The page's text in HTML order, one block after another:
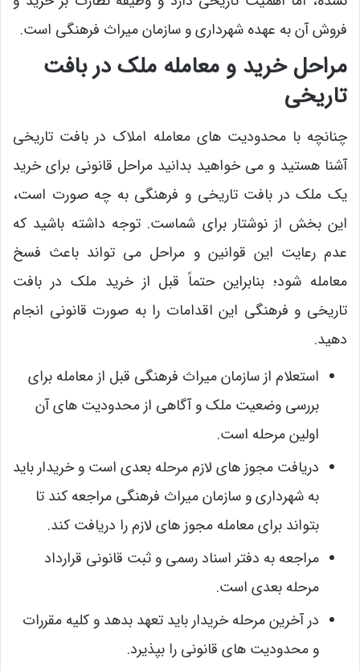
فروش آن به عهده شهرداری و سازمان میراث فرهنگی است.
مراحل خرید و معامله ملک در بافت
تاریخی
چنانچه با محدودیت ‌های معامله املاک در بافت تاریخی
آشنا هستید و می ‌خواهید بدانید مراحل قانونی برای خرید
یک ملک در بافت تاریخی و فرهنگی به چه صورت است،
این بخش از نوشتار برای شماست. توجه داشته باشید که
عدم رعایت این قوانین و مراحل می ‌تواند باعث فسخ
معامله شود؛ بنابراین حتماً قبل از خرید ملک در بافت
تاریخی و فرهنگی این اقدامات را به صورت قانونی انجام
دهید.
استعلام از سازمان میراث فرهنگی قبل از معامله برای
بررسی وضعیت ملک و آگاهی از محدودیت‌ های آن
اولین مرحله است.
دریافت مجوز های لازم مرحله بعدی است و خریدار باید
به شهرداری و سازمان میراث فرهنگی مراجعه کند تا
بتواند برای معامله مجوز های لازم را دریافت کند.
مراجعه به دفتر اسناد رسمی و ثبت قانونی قرارداد
مرحله بعدی است.
در آخرین مرحله خریدار باید تعهد بدهد و کلیه مقررات
و محدودیت های قانونی را بپذیرد.